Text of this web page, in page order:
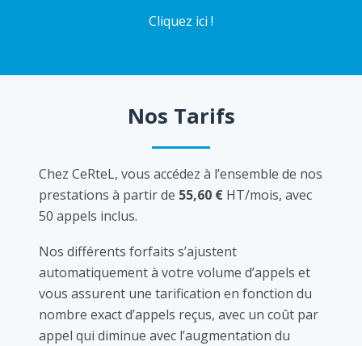
Cliquez ici !
Nos Tarifs
Chez CeRteL, vous accédez à l’ensemble de nos
prestations à partir de 55,60 € HT/mois, avec
50 appels inclus.
Nos différents forfaits s’ajustent
automatiquement à votre volume d’appels et
vous assurent une tarification en fonction du
nombre exact d’appels reçus, avec un coût par
appel qui diminue avec l’augmentation du